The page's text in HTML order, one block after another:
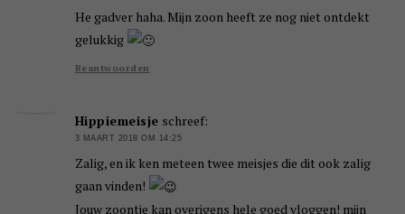
He gadver haha. Mijn zoon heeft ze nog niet ontdekt
gelukkig
Beantwoorden
Hippiemeisje schreef:
3 MAART 2018 OM 14:25
Zalig, en ik ken meteen twee meisjes die dit ook zalig
gaan vinden!
Jouw zoontje kan overigens hele goed vloggen! mijn